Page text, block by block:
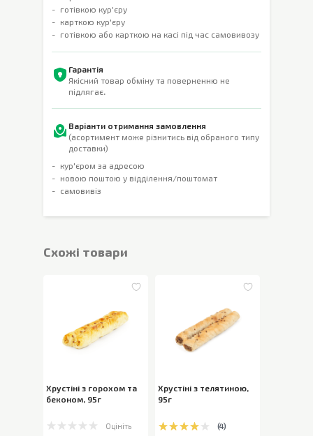
готівкою кур'єру
карткою кур'єру
готівкою або карткою на касі під час самовивозу
Гарантія
Якісний товар обміну та поверненню не
підлягає.
Варіанти отримання замовлення
(асортимент може різнитись від обраного типу
доставки)
кур'єром за адресою
новою поштою у відділення/поштомат
самовивіз
Cхожі товари
Хрустіні з горохом та
беконом, 95г
Оцініть
Хрустіні з телятиною,
95г
(4)